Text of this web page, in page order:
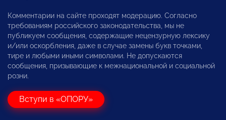
Комментарии на сайте проходят модерацию. Согласно
требованиям российского законодательства, мы не
публикуем сообщения, содержащие нецензурную лексику
и/или оскорбления, даже в случае замены букв точками,
тире и любыми иными символами. Не допускаются
сообщения, призывающие к межнациональной и социальной
розни.
Вступи в «ОПОРУ»